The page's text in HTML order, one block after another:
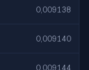
0,009138
0,009140
0,009144